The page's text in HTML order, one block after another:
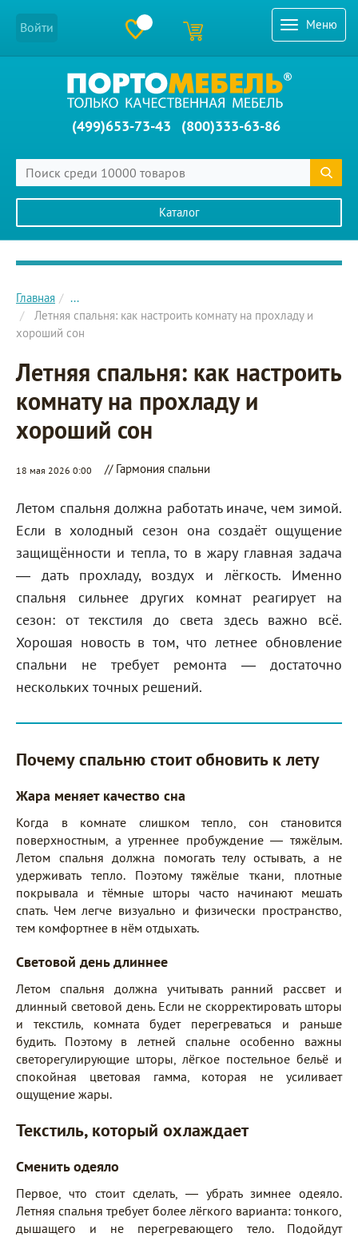
Меню
Войти
(499)653-73-43 (800)333-63-86
Каталог
Главное меню сайта
Главная
...
Летняя спальня: как настроить комнату на прохладу и
хороший сон
Летняя спальня: как настроить
комнату на прохладу и
хороший сон
18 мая 2026 0:00 // Гармония спальни
Летом спальня должна работать иначе, чем зимой.
Если в холодный сезон она создаёт ощущение
защищённости и тепла, то в жару главная задача
— дать прохладу, воздух и лёгкость. Именно
спальня сильнее других комнат реагирует на
сезон: от текстиля до света здесь важно всё.
Хорошая новость в том, что летнее обновление
спальни не требует ремонта — достаточно
нескольких точных решений.
Почему спальню стоит обновить к лету
Жара меняет качество сна
Когда в комнате слишком тепло, сон становится
поверхностным, а утреннее пробуждение — тяжёлым.
Летом спальня должна помогать телу остывать, а не
удерживать тепло. Поэтому тяжёлые ткани, плотные
покрывала и тёмные шторы часто начинают мешать
спать. Чем легче визуально и физически пространство,
тем комфортнее в нём отдыхать.
Световой день длиннее
Летом спальня должна учитывать ранний рассвет и
длинный световой день. Если не скорректировать шторы
и текстиль, комната будет перегреваться и раньше
будить. Поэтому в летней спальне особенно важны
светорегулирующие шторы, лёгкое постельное бельё и
спокойная цветовая гамма, которая не усиливает
ощущение жары.
Текстиль, который охлаждает
Сменить одеяло
Первое, что стоит сделать, — убрать зимнее одеяло.
Летняя спальня требует более лёгкого варианта: тонкого,
дышащего и не перегревающего тело. Подойдут